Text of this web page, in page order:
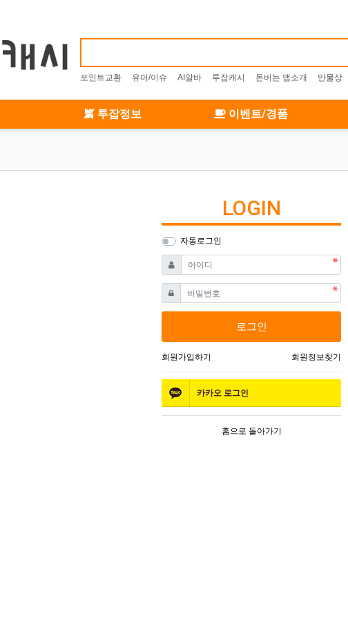
포인트교환 유머/이슈 AI알바 투잡캐시 돈버는 앱소개 만물상
투잡정보 이벤트/경품
LOGIN
자동로그인
아이디 필수
비밀번호필수
로그인
회원가입하기 회원정보찾기
카카오 로그인
홈으로 돌아가기